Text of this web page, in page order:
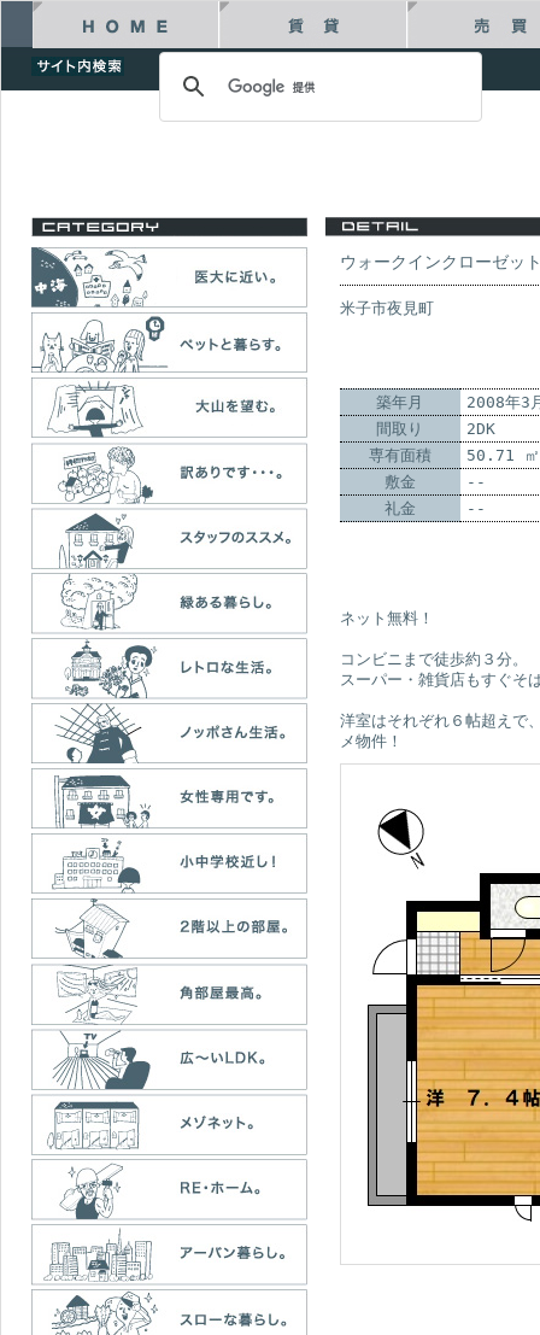
ウォークインクローゼッ
米子市夜見町
築年月
2008年3
間取り
2DK
専有面積
50.71
敷金
--
礼金
--
ネット無料！
コンビニまで徒歩約３分。
スーパー・雑貨店もすぐそ
洋室はそれぞれ６帖超えで
メ物件！